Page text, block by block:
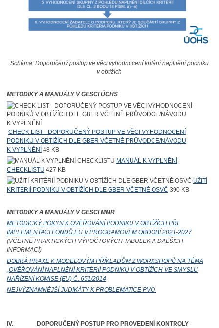
Schéma: Doporučený postup ve věci vyhodnocení kritérií naplnění podniku
v obtížích
METODIKY A MANUÁLY V GESCI ÚOHS
CHECK LIST - DOPORUČENÝ POSTUP VE VĚCI VYHODNOCENÍ
PODNIKŮ V OBTÍŽÍCH DLE GBER VČETNĚ PRŮVODCE/NÁVODU
K VYPLNĚNÍ 48 KB
MANUÁL K VYPLNĚNÍ
CHECKLISTU 427 KB
UŽITÍ
KRITÉRIÍ PODNIKU V OBTÍŽÍCH DLE GBER VČETNĚ OSVČ 390 KB
METODIKY A MANUÁLY V GESCI MMR
METODICKÝ POKYN K OVĚŘOVÁNÍ PODNIKU V OBTÍŽÍCH PŘI
IMPLEMENTACI FONDŮ EU V PROGRAMOVÉM OBDOBÍ 2021-2027
(VČETNĚ PRAKTICKÝCH VÝPOČTOVÝCH TABULEK A DALŠÍCH
INFORMACÍ)
DOBRÁ PRAXE K MODELOVÝM PŘÍKLADŮM Z WORKSHOPŮ NA TÉMA
„OVĚŘOVÁNÍ NAPLNĚNÍ KRITÉRIÍ PODNIKU V OBTÍŽÍCH VE SMYSLU
NAŘÍZENÍ KOMISE (EU) Č. 651/2014
NEJVÝZNAMNĚJŠÍ JUDIKÁTY K PROBLEMATICE PVO
IV.
DOPORUČENÝ POSTUP PRO PROVEDENÍ KONTROLY